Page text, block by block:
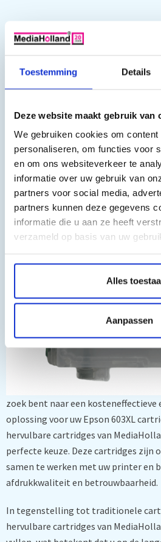
Toestemming Details
Deze website maakt gebruik van
We gebruiken cookies om
personaliseren, om functies voor
en om ons websiteverkeer te
informatie over uw gebruik van
partners voor social media,
partners kunnen deze gegevens
informatie die u aan ze heeft
verzameld op basis van uw
Alles
Aanpassen
zoek bent naar een
oplossing voor uw Epson 603XL
hervulbare cartridges van
perfecte keuze. Deze cartridges zijn
samen te werken met uw printer en
afdrukkwaliteit en betrouwbaarheid.
In tegenstelling tot traditionele
hervulbare cartridges van